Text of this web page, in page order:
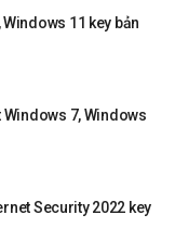
11 key bản
7, Windows
Security 2022 key